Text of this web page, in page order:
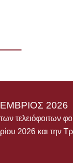
2026
τελειόφοιτων
2026 και την